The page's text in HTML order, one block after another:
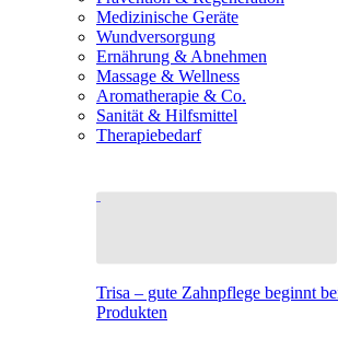
Medizinische Geräte
Wundversorgung
Ernährung & Abnehmen
Massage & Wellness
Aromatherapie & Co.
Sanität & Hilfsmittel
Therapiebedarf
Trisa – gute Zahnpflege beginnt
Produkten